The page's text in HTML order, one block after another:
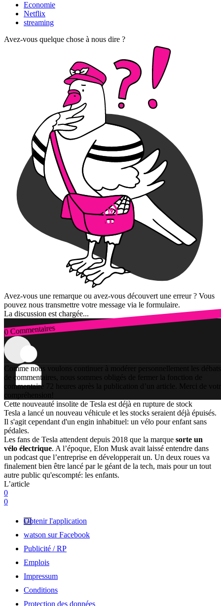
Economie
Netflix
streaming
Avez-vous quelque chose à nous dire ?
Avez-vous une remarque ou avez-vous découvert une erreur ? Vous
pouvez nous transmettre votre message via le formulaire.
La discussion est chargée...
0 Commentaires
Connexion
Comme nous voulons continuer à modérer personnellement les débats
de commentaires, nous sommes obligés de fermer la fonction de
commentaire 72 heures après la publication d’un article. Merci de
compréhension!
Cette nouveauté insolite de Tesla est déjà en rupture de stock
Tesla a lancé un nouveau véhicule et les stocks seraient déjà épuisés.
Il s'agit cependant d'un engin inhabituel: un vélo pour enfant sans
pédales.
Les fans de Tesla attendent depuis 2018 que la marque sorte un
vélo électrique. A l’époque, Elon Musk avait laissé entendre dans
un podcast que l’entreprise en développerait un. Un deux roues va
finalement bien être lancé par le géant de la tech, mais pour un tout
autre public qu'escompté: les enfants.
L’article
0
0
Obtenir l'application
watson sur Facebook
Publicité / RP
Emplois
Impressum
Conditions
Protection des données